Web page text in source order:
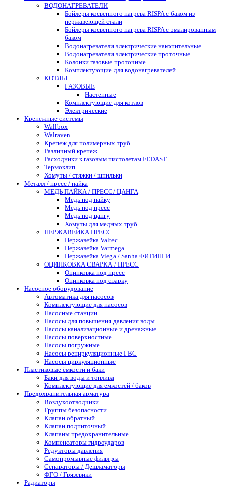
ВОДОНАГРЕВАТЕЛИ
Бойлеры косвенного нагрева RISPA с баком из
нержавеющей стали
Бойлеры косвенного нагрева RISPA с эмалированным
баком
Водонагреватели электрические накопительные
Водонагреватели электрические проточные
Колонки газовые проточные
Комплектующие для водонагревателей
КОТЛЫ
ГАЗОВЫЕ
Настенные
Комплектующие для котлов
Электрические
Крепежные системы
Wallbox
Walraven
Крепеж для полимерных труб
Различный крепеж
Расходники к газовым пистолетам FEDAST
Термоклип
Хомуты / стяжки / шпильки
Металл / пресс / пайка
МЕДЬ ПАЙКА / ПРЕСС/ ЦАНГА
Медь под пайку
Медь под пресс
Медь под цангу
Хомуты для медных труб
НЕРЖАВЕЙКА ПРЕСС
Нержавейка Valtec
Нержавейка Varmega
Нержавейка Viega / Sanha ФИТИНГИ
ОЦИНКОВКА СВАРКА / ПРЕСС
Оцинковка под пресс
Оцинковка под сварку
Насосное оборудование
Автоматика для насосов
Комплектующие для насосов
Насосные станции
Насосы для повышения давления воды
Насосы канализационные и дренажные
Насосы поверхностные
Насосы погружные
Насосы рециркуляционные ГВС
Насосы циркуляционные
Пластиковые ёмкости и баки
Баки для воды и топлива
Комплектующие для емкостей / баков
Предохранительная арматура
Воздухоотводчики
Группы безопасности
Клапан обратный
Клапан подпиточный
Клапаны предохранительные
Компенсаторы гидроударов
Редукторы давления
Самопромывные фильтры
Сепараторы / Дешламаторы
ФГО / Грязевики
Радиаторы